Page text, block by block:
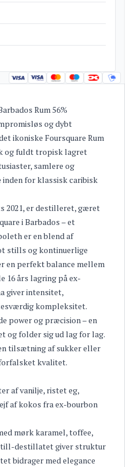
Rum 56%
og dybt
ikoniske Foursquare Rum
og fuldt tropisk lagret
samlere og
for klassisk caribisk
2021, er destilleret, gæret
i Barbados – et
er en blend af
stills og kontinuerlige
en perfekt balance mellem
16 års lagring på ex-
giver intensitet,
kompleksitet.
power og præcision – en
og folder sig ud lag for lag.
tilsætning af sukker eller
kvalitet.
af vanilje, ristet eg,
af kokos fra ex-bourbon
mørk karamel, toffee,
destillatet giver struktur
bidrager med elegance